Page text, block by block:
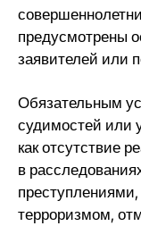
предусмотрены
заявителей или
Обязательным
судимостей или
как отсутствие
в
терроризмом,